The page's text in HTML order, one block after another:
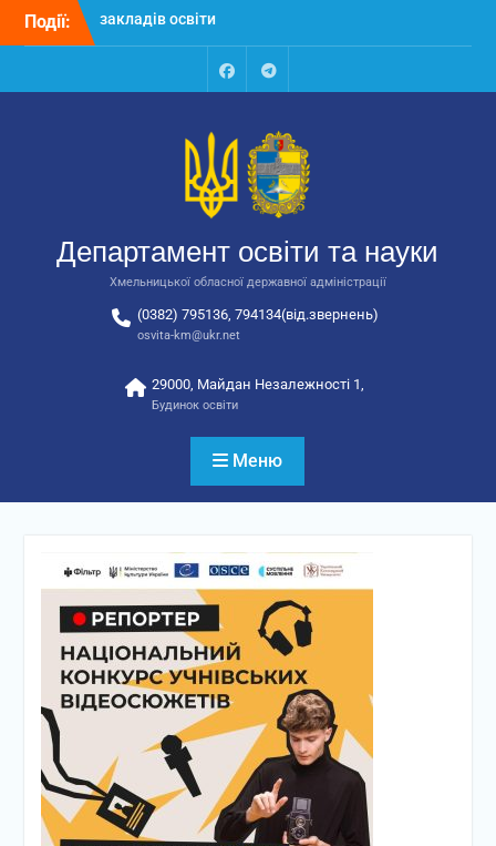
Перейти
Події:
Відбулося засідання
колегії Департаменту
освіти та науки обласної
державної адміністрації
відповідальних за
національно-патріотичне
автобусів для потреб
закладів освіти
FacebookTalegram
Департамент освіти та науки
Хмельницької обласної державної адміністрації
(0382) 795136, 794134(від.звернень)
osvita-km@ukr.net
29000, Майдан Незалежності 1,
Будинок освіти
Меню